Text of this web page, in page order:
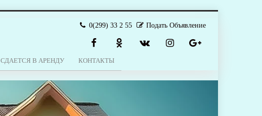
0(299) 33 2 55 Подать Объявление
СДАЕТСЯ В АРЕНДУ КОНТАКТЫ